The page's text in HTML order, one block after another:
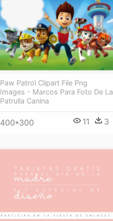
Paw Patrol Clipart File Png
Images - Marcos Para Foto De La
Patrulla Canina
400*300 11 3